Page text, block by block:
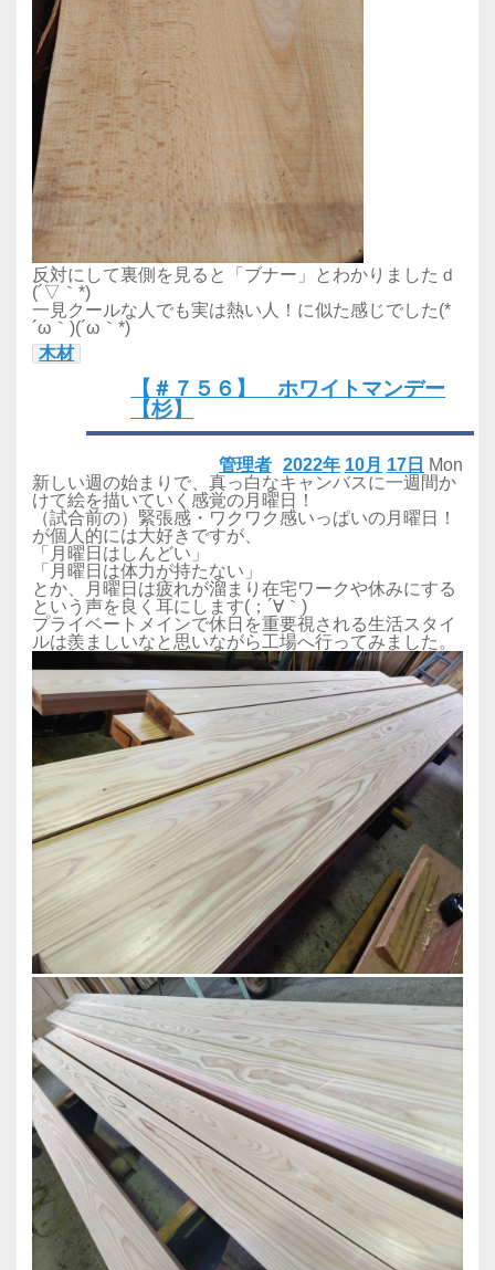
反対にして裏側を見ると「ブナー」とわかりましたｄ
(´▽｀*)
一見クールな人でも実は熱い人！に似た感じでした(*
´ω｀)(´ω｀*)
木材
【＃７５６】 ホワイトマンデー
【杉】
2022年 10月 17日 Mon
管理者
新しい週の始まりで、真っ白なキャンバスに一週間か
けて絵を描いていく感覚の月曜日！
（試合前の）緊張感・ワクワク感いっぱいの月曜日！
が個人的には大好きですが、
「月曜日はしんどい」
「月曜日は体力が持たない」
とか、月曜日は疲れが溜まり在宅ワークや休みにする
という声を良く耳にします(；´∀｀)
プライベートメインで休日を重要視される生活スタイ
ルは羨ましいなと思いながら工場へ行ってみました。